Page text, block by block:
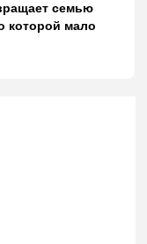
семью
которой мало